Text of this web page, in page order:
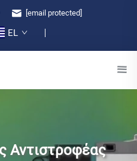
[email protected]
EL
Αντιστροφέας